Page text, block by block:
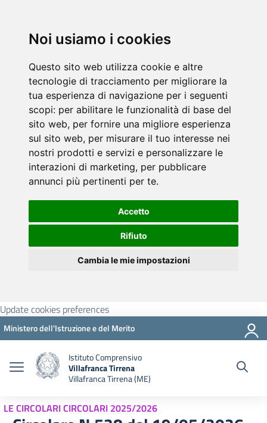
Noi usiamo i cookies
Questo sito web utilizza cookie e altre
tecnologie di tracciamento per migliorare la
tua esperienza di navigazione per i seguenti
scopi: per abilitare le funzionalità di base del
sito web, per fornire una migliore esperienza
sul sito web, per misurare il tuo interesse nei
nostri prodotti e servizi e personalizzare le
interazioni di marketing, per pubblicare
annunci più pertinenti per te.
Accetto
Rifiuto
Cambia le mie impostazioni
Update cookies preferences
Ministero dell'Istruzione e del Merito
Istituto Comprensivo
Villafranca Tirrena
Villafranca Tirrena (ME)
LE CIRCOLARI CIRCOLARI 2025/2026